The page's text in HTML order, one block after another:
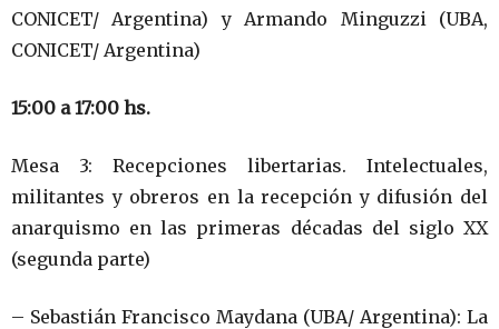
CONICET/ Argentina) y Armando Minguzzi (UBA,
CONICET/ Argentina)
15:00 a 17:00 hs.
Mesa 3: Recepciones libertarias. Intelectuales,
militantes y obreros en la recepción y difusión del
anarquismo en las primeras décadas del siglo XX
(segunda parte)
– Sebastián Francisco Maydana (UBA/ Argentina): La